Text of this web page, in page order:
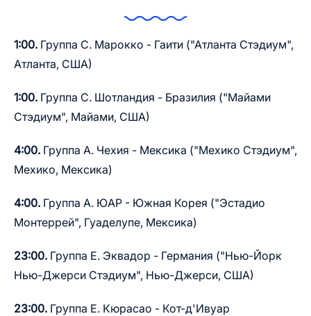
1:00. Группа C. Марокко - Гаити ("Атланта Стэдиум",
Атланта, США)
1:00. Группа C. Шотландия - Бразилия ("Майами
Стэдиум", Майами, США)
4:00. Группа A. Чехия - Мексика ("Мехико Стэдиум",
Мехико, Мексика)
4:00. Группа A. ЮАР - Южная Корея ("Эстадио
Монтеррей", Гуаделупе, Мексика)
23:00. Группа E. Эквадор - Германия ("Нью-Йорк
Нью-Джерси Стэдиум", Нью-Джерси, США)
23:00. Группа E. Кюрасао - Кот-д'Ивуар